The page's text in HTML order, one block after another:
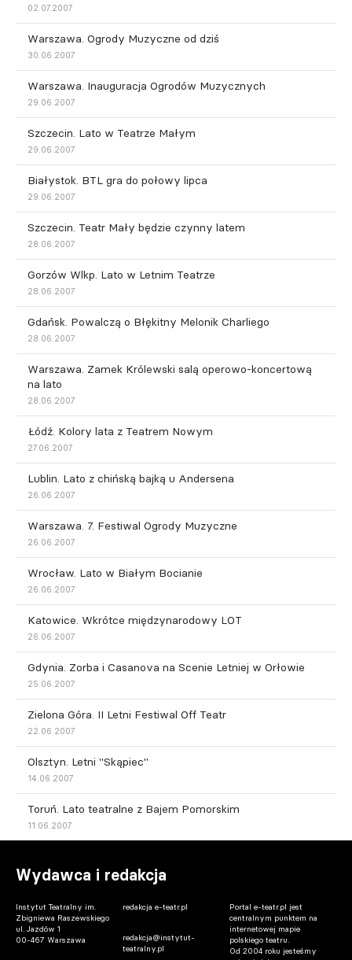
02.07.2007
Warszawa. Ogrody Muzyczne od dziś
30.06.2007
Warszawa. Inauguracja Ogrodów Muzycznych
29.06.2007
Szczecin. Lato w Teatrze Małym
29.06.2007
Białystok. BTL gra do połowy lipca
29.06.2007
Szczecin. Teatr Mały będzie czynny latem
28.06.2007
Gorzów Wlkp. Lato w Letnim Teatrze
28.06.2007
Gdańsk. Powalczą o Błękitny Melonik Charliego
28.06.2007
Warszawa. Zamek Królewski salą operowo-koncertową
na lato
28.06.2007
Łódź. Kolory lata z Teatrem Nowym
27.06.2007
Lublin. Lato z chińską bajką u Andersena
26.06.2007
Warszawa. 7. Festiwal Ogrody Muzyczne
26.06.2007
Wrocław. Lato w Białym Bocianie
26.06.2007
Katowice. Wkrótce międzynarodowy LOT
26.06.2007
Gdynia. Zorba i Casanova na Scenie Letniej w Orłowie
25.06.2007
Zielona Góra. II Letni Festiwal Off Teatr
22.06.2007
Olsztyn. Letni "Skąpiec"
14.06.2007
Toruń. Lato teatralne z Bajem Pomorskim
11.06.2007
Wydawca i redakcja
Instytut Teatralny im.
Zbigniewa Raszewskiego
ul. Jazdów 1
00-467 Warszawa
redakcja e-teatr.pl
redakcja@instytut-
teatralny.pl
Portal e-teatr.pl jest
centralnym punktem na
internetowej mapie
polskiego teatru.
Od 2004 roku jesteśmy